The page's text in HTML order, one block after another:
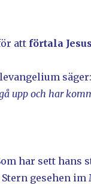
att förtala Jesus
säger:
upp och har
har sett hans
gesehen